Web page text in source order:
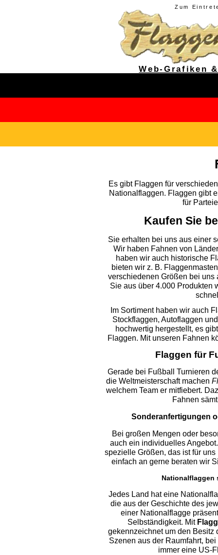
Zum
Web-Grafiken
Es gibt Flaggen für
Nationalflaggen. Flaggen gibt
für
Kaufen Sie
Sie erhalten bei uns aus einer
Wir haben Fahnen von
haben wir auch historische
bieten wir z. B.
verschiedenen Größen bei uns
Sie aus über 4.000 Produkten
Im Sortiment haben wir auch
Stockflaggen, Autoflaggen
hochwertig hergestellt, es
Flaggen. Mit unseren Fahnen
Flaggen für
Gerade bei Fußball Turnieren
die Weltmeisterschaft machen
welchem Team er mitfiebert.
Fahnen
Sonderanfertigungen
Bei großen Mengen oder
auch ein individuelles
spezielle Größen, das ist für
einfach an gerne beraten wir
Nationalflaggen
Jedes Land hat eine
die aus der Geschichte des
einer Nationalflagge
Selbständigkeit. Mit
gekennzeichnet um den Besitz
Szenen aus der Raumfahrt,
immer eine US-